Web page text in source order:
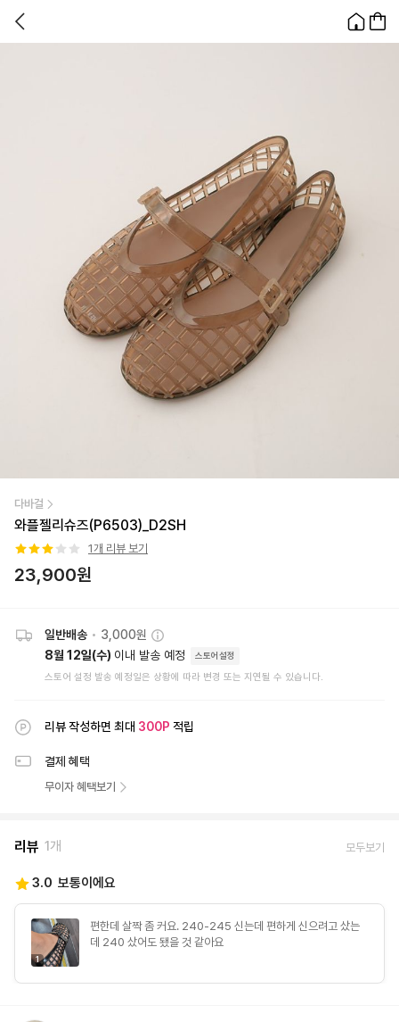
다바걸
와플젤리슈즈(P6503)_D2SH
1 개 리뷰 보기
23,900원
일반배송 • 3,000원
8월 12일(수) 이내 발송 예정 스토어설정
스토어 설정 발송 예정일은 상황에 따라 변경 또는 지연될 수 있습니다.
리뷰 작성하면 최대 300P 적립
결제 혜택
무이자 혜택보기
리뷰 1개 모두보기
3.0 보통이에요
1
편한데 살짝 좀 커요. 240-245 신는데 편하게 신으려고 샀는
데 240 샀어도 됐을 것 같아요